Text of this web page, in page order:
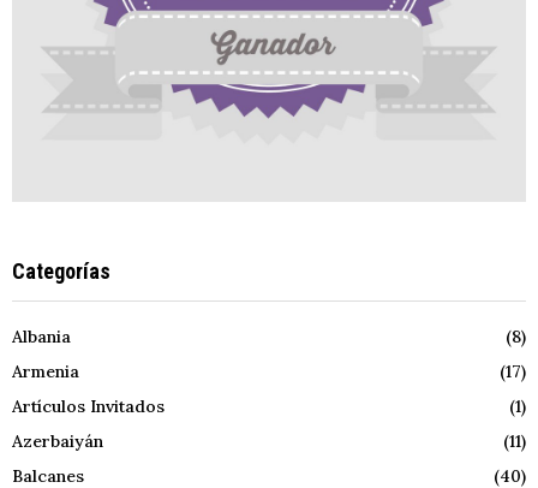
Categorías
Albania
(8)
Armenia
(17)
Artículos Invitados
(1)
Azerbaiyán
(11)
Balcanes
(40)